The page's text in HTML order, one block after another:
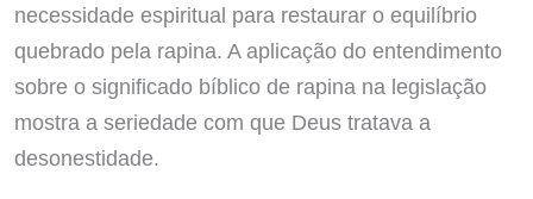
necessidade espiritual para restaurar o equilíbrio
quebrado pela rapina. A aplicação do entendimento
sobre o significado bíblico de rapina na legislação
mostra a seriedade com que Deus tratava a
desonestidade.